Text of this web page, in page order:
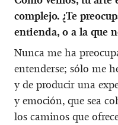
complejo. ¿Te
entienda, o a la que
Nunca me ha
entenderse; sólo me
y de producir una
y emoción, que sea
los caminos que